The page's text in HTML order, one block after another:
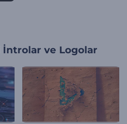
İntrolar ve Logolar